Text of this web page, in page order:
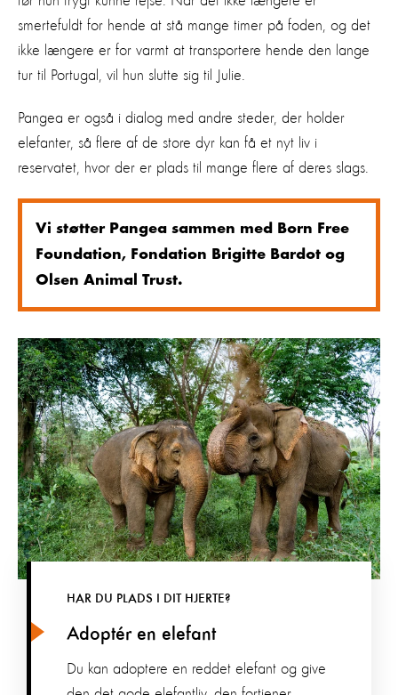
smertefuldt for hende at stå mange timer på foden, og det
ikke længere er for varmt at transportere hende den lange
tur til Portugal, vil hun slutte sig til Julie.
Pangea er også i dialog med andre steder, der holder
elefanter, så flere af de store dyr kan få et nyt liv i
reservatet, hvor der er plads til mange flere af deres slags.
Vi støtter Pangea sammen med Born Free
Foundation, Fondation Brigitte Bardot og
Olsen Animal Trust.
Adoptér en elefant
HAR DU PLADS I DIT HJERTE?
Du kan adoptere en reddet elefant og give